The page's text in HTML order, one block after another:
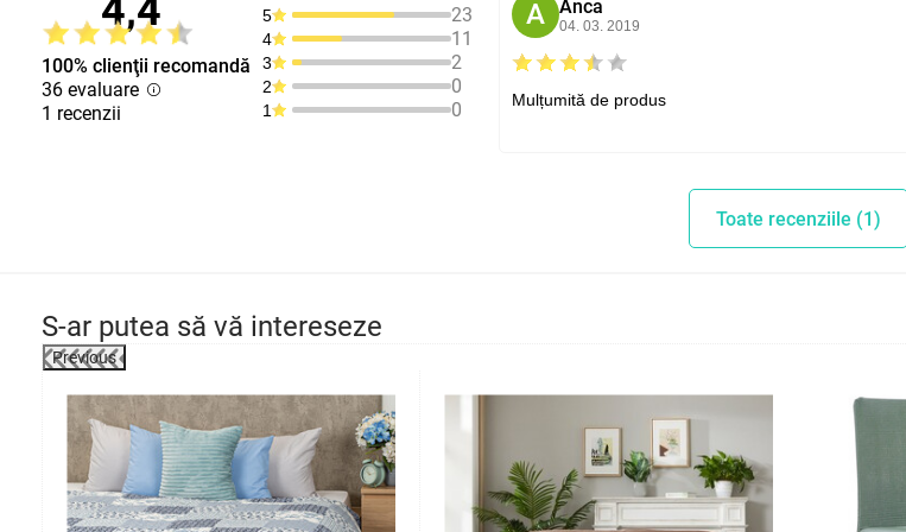
4,4
100% clienţii recomandă
36 evaluare
1 recenzii
5 23
4 11
3 2
2 0
1 0
A Anca
04. 03. 2019
Mulțumită de produs
Toate recenziile (1)
S-ar putea să vă intereseze
Previous